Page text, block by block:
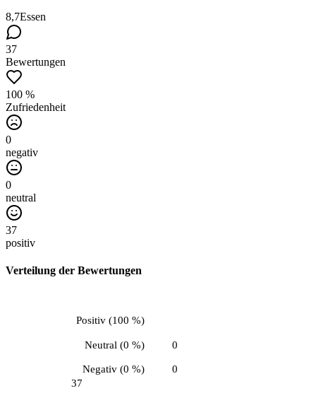
8,7Essen
37
Bewertungen
100 %
Zufriedenheit
0
negativ
0
neutral
37
positiv
Verteilung der Bewertungen
0
Negativ(0 %)
0
Neutral (0 %)
37
Positiv(100 %)